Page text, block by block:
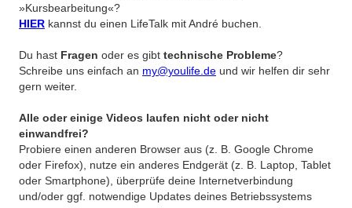
»Kursbearbeitung«?
HIER kannst du einen LifeTalk mit André buchen.
Du hast Fragen oder es gibt technische Probleme?
Schreibe uns einfach an my@youlife.de und wir helfen dir sehr
gern weiter.
Alle oder einige Videos laufen nicht oder nicht
einwandfrei?
Probiere einen anderen Browser aus (z. B. Google Chrome
oder Firefox), nutze ein anderes Endgerät (z. B. Laptop, Tablet
oder Smartphone), überprüfe deine Internetverbindung
und/oder ggf. notwendige Updates deines Betriebssystems